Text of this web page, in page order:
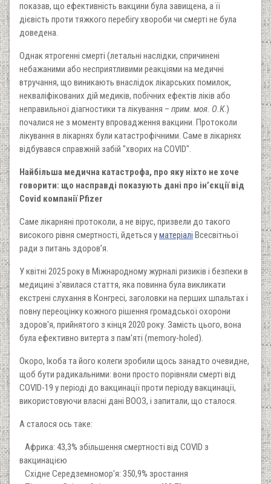
показав, що ефективність вакцини була завищена, а її
дієвість проти тяжкого перебігу хвороби чи смерті не була
доведена.
Однак ятрогенні смерті (летальні наслідки, спричинені
небажаними або несприятливими реакціями на медичні
втручання, що виникають внаслідок лікарських помилок,
некваліфікованих дій медиків, побічних ефектів ліків або
неправильної діагностики та лікування – прим. моя. О.К.)
почалися не з моменту впровадження вакцини. Протоколи
лікування в лікарнях були катастрофічними. Саме в лікарнях
відбувався справжній забій "хворих на COVID".
Найбільша медична катастрофа, про яку ніхто не хоче
говорити: що насправді показують дані про ін’єкції від
Covid компанії Pfizer
Саме лікарняні протоколи, а не вірус, призвели до такого
високого рівня смертності, йдеться уматеріалі Всесвітньої
ради з питань здоров’я.
У квітні 2025 року в Міжнародному журналі ризиків і безпеки в
медицині з'явилася стаття, яка повинна була викликати
екстрені слухання в Конгресі, заголовки на перших шпальтах і
повну переоцінку кожного рішення громадської охорони
здоров'я, прийнятого з кінця 2020 року. Замість цього, вона
була ефективно витерта з пам'яті (memory-holed).
Окоро, Ікоба та його колеги зробили щось занадто очевидне,
щоб бути радикальними: вони просто порівняли смерті від
COVID-19 у періоді до вакцинації проти періоду вакцинації,
використовуючи власні дані ВООЗ, і запитали, що сталося.
А сталося ось таке:
Африка: 43,3% збільшення смертності від COVID з
вакцинацією
Східне Середземномор'я: 350,9% зростання